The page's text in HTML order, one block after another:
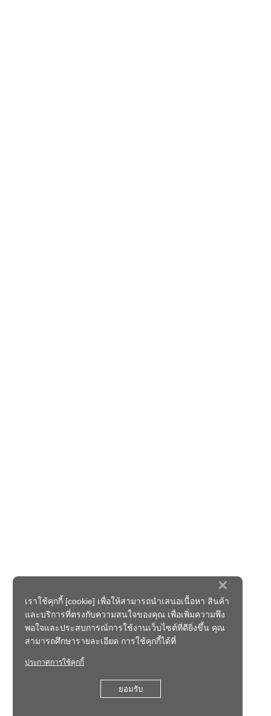
×
เราใช้คุกกี้ [cookie] เพื่อให้สามารถนำเสนอเนื้อหา สินค้า
และบริการที่ตรงกับความสนใจของคุณ เพื่อเพิ่มความพึง
พอใจและประสบการณ์การใช้งานเว็บไซต์ที่ดียิ่งขึ้น คุณ
สามารถศึกษารายละเอียด การใช้คุกกี้ได้ที่
ประกาศการใช้คุกกี้
ยอมรับ